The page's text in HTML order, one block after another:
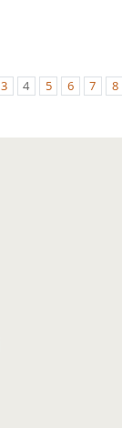
3 4 5 6 7 8